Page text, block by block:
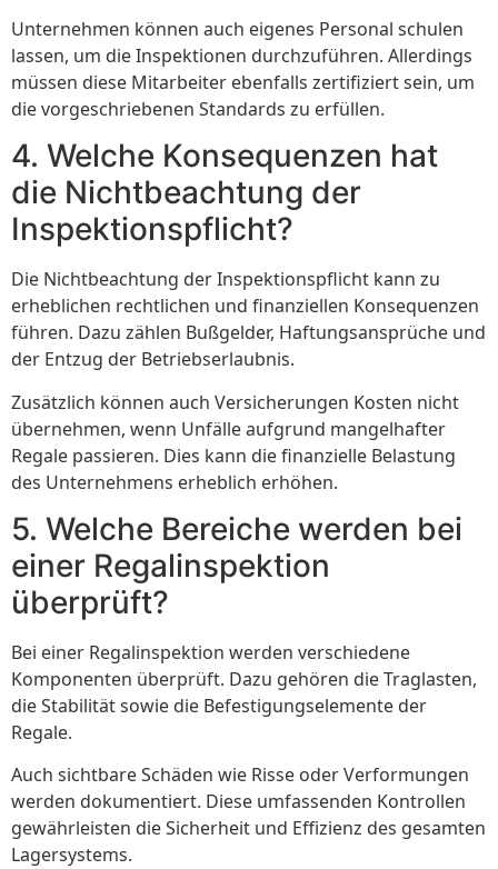
Unternehmen können auch eigenes Personal schulen
lassen, um die Inspektionen durchzuführen. Allerdings
müssen diese Mitarbeiter ebenfalls zertifiziert sein, um
die vorgeschriebenen Standards zu erfüllen.
4. Welche Konsequenzen hat
die Nichtbeachtung der
Inspektionspflicht?
Die Nichtbeachtung der Inspektionspflicht kann zu
erheblichen rechtlichen und finanziellen Konsequenzen
führen. Dazu zählen Bußgelder, Haftungsansprüche und
der Entzug der Betriebserlaubnis.
Zusätzlich können auch Versicherungen Kosten nicht
übernehmen, wenn Unfälle aufgrund mangelhafter
Regale passieren. Dies kann die finanzielle Belastung
des Unternehmens erheblich erhöhen.
5. Welche Bereiche werden bei
einer Regalinspektion
überprüft?
Bei einer Regalinspektion werden verschiedene
Komponenten überprüft. Dazu gehören die Traglasten,
die Stabilität sowie die Befestigungselemente der
Regale.
Auch sichtbare Schäden wie Risse oder Verformungen
werden dokumentiert. Diese umfassenden Kontrollen
gewährleisten die Sicherheit und Effizienz des gesamten
Lagersystems.